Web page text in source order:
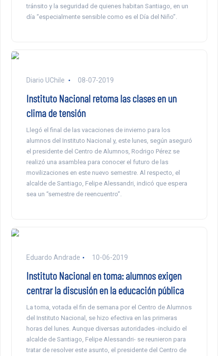
tránsito y la seguridad de quienes habitan Santiago, en un
día “especialmente sensible como es el Día del Niño”.
Diario UChile 08-07-2019
Instituto Nacional retoma las clases en un
clima de tensión
Llegó el final de las vacaciones de invierno para los
alumnos del Instituto Nacional y, este lunes, según aseguró
el presidente del Centro de Alumnos, Rodrigo Pérez se
realizó una asamblea para conocer el futuro de las
movilizaciones en este nuevo semestre. Al respecto, el
alcalde de Santiago, Felipe Alessandri, indicó que espera
sea un “semestre de reencuentro”.
Eduardo Andrade 10-06-2019
Instituto Nacional en toma: alumnos exigen
centrar la discusión en la educación pública
La toma, votada el fin de semana por el Centro de Alumnos
del Instituto Nacional, se hizo efectiva en las primeras
horas del lunes. Aunque diversas autoridades -incluido el
alcalde de Santiago, Felipe Alessandri- se reunieron para
tratar de resolver este asunto, el presidente del Centro de